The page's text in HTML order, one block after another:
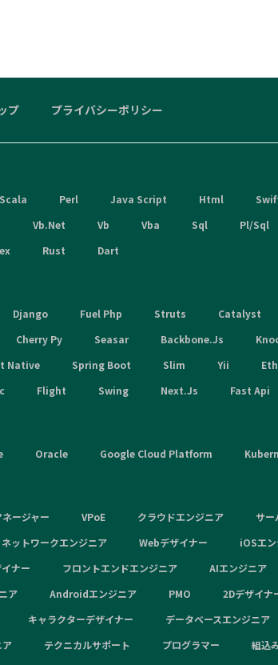
プ プライバシーポリシー
Scala Perl Java Script Html
Vb.Net Vb Vba Sql Pl/Sql
Rust Dart
Django Fuel Php Struts Catalyst
Cherry Py Seasar Backbone.Js
Native Spring Boot Slim Yii
Flight Swing Next.Js Fast Api
Oracle Google Cloud Platform
ージャー VPoE クラウドエンジニア サー
ネットワークエンジニア Webデザイナー iOSエ
ナー フロントエンドエンジニア AIエンジニア
ア Androidエンジニア PMO 2Dデザイナ
キャラクターデザイナー データベースエンジニア
ア テクニカルサポート プログラマー 組込